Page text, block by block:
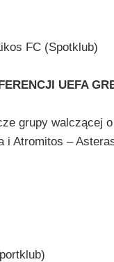
FC (Spotklub)
UEFA
grupy walczącej
i Atromitos –